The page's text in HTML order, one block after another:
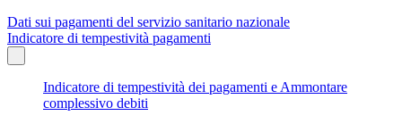
Dati sui pagamenti del servizio sanitario nazionale
Indicatore di tempestività pagamenti
Indicatore di tempestività dei pagamenti e Ammontare
complessivo debiti